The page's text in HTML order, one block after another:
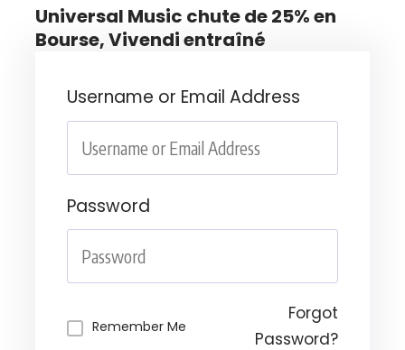
Universal Music chute de 25% en
Bourse, Vivendi entraîné
Username or Email Address
Password
Remember Me
Forgot
Password?